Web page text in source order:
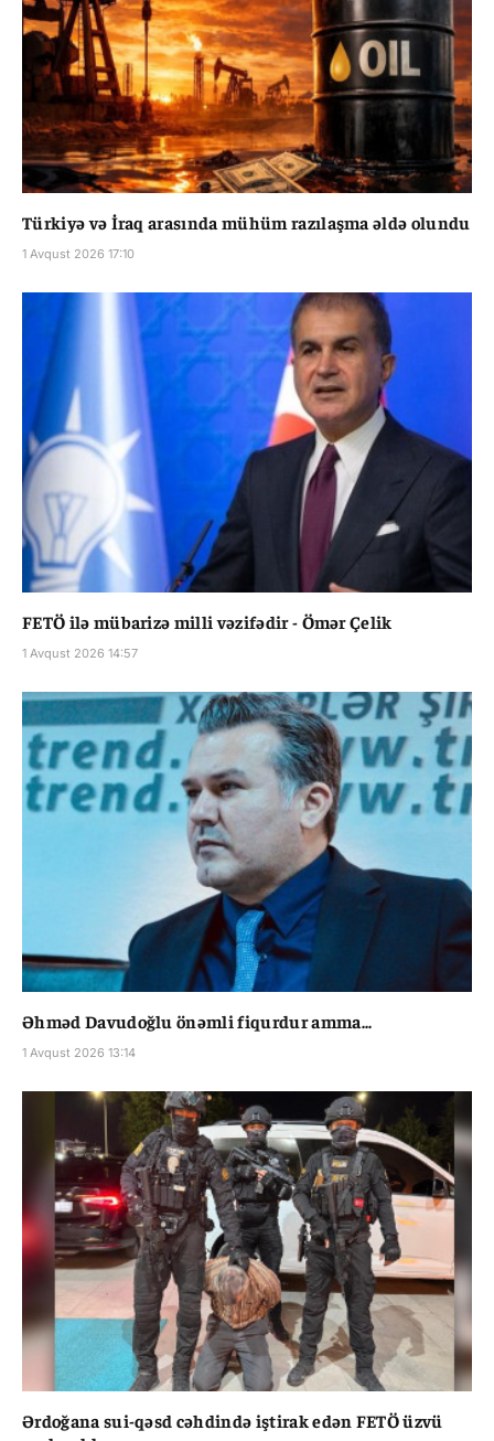
Türkiyə və İraq arasında mühüm razılaşma əldə olundu
1 Avqust 2026 17:10
FETÖ ilə mübarizə milli vəzifədir - Ömər Çelik
1 Avqust 2026 14:57
Əhməd Davudoğlu önəmli fiqurdur amma...
1 Avqust 2026 13:14
Ərdoğana sui-qəsd cəhdində iştirak edən FETÖ üzvü